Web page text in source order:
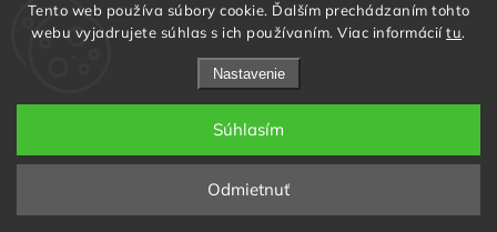
Tento web používa súbory cookie. Ďalším prechádzaním tohto
webu vyjadrujete súhlas s ich používaním. Viac informáciítu.
Nastavenie
Odmietnuť
Súhlasím
Facebook